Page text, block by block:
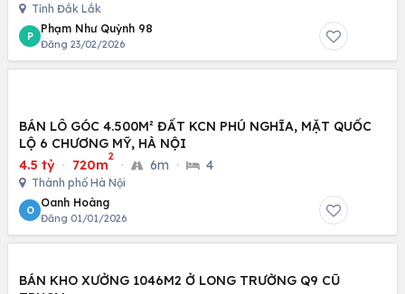
Tỉnh Đắk Lắk
P
Phạm Như Quỳnh 98
Đăng 23/02/2026
BÁN LÔ GÓC 4.500M² ĐẤT KCN PHÚ NGHĨA, MẶT QUỐC
LỘ 6 CHƯƠNG MỸ, HÀ NỘI
4.5 tỷ · 720m
2
· 6m · 4
Thành phố Hà Nội
O
Oanh Hoàng
Đăng 01/01/2026
BÁN KHO XƯỞNG 1046M2 Ở LONG TRƯỜNG Q9 CŨ